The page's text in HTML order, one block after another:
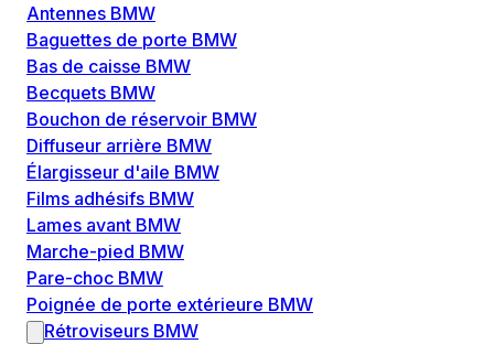
Antennes BMW
Baguettes de porte BMW
Bas de caisse BMW
Becquets BMW
Bouchon de réservoir BMW
Diffuseur arrière BMW
Élargisseur d'aile BMW
Films adhésifs BMW
Lames avant BMW
Marche-pied BMW
Pare-choc BMW
Poignée de porte extérieure BMW
Rétroviseurs BMW